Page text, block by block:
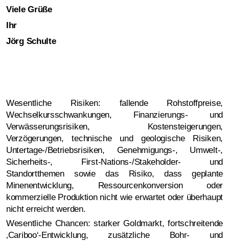
Viele Grüße
Ihr
Jörg Schulte
Wesentliche Risiken: fallende Rohstoffpreise,
Wechselkursschwankungen, Finanzierungs- und
Verwässerungsrisiken, Kostensteigerungen,
Verzögerungen, technische und geologische Risiken,
Untertage-/Betriebsrisiken, Genehmigungs-, Umwelt-,
Sicherheits-, First-Nations-/Stakeholder- und
Standortthemen sowie das Risiko, dass geplante
Minenentwicklung, Ressourcenkonversion oder
kommerzielle Produktion nicht wie erwartet oder überhaupt
nicht erreicht werden.
Wesentliche Chancen: starker Goldmarkt, fortschreitende
‚Cariboo‘-Entwicklung, zusätzliche Bohr- und